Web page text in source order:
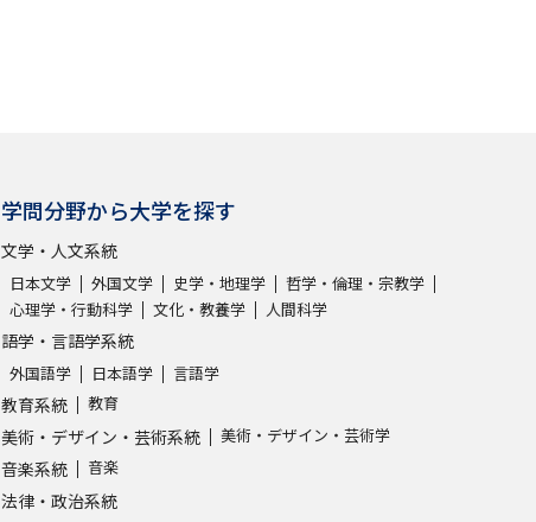
学問分野から大学を探す
文学・人文系統
日本文学 外国文学 史学・地理学
哲学・倫理・宗教学
心理学・行動科学
文化・教養学 人間科学
語学・言語学系統
外国語学 日本語学 言語学
教育系統 教育
美術・デザイン・芸術系統 美術・デザイン・芸術学
音楽系統 音楽
法律・政治系統